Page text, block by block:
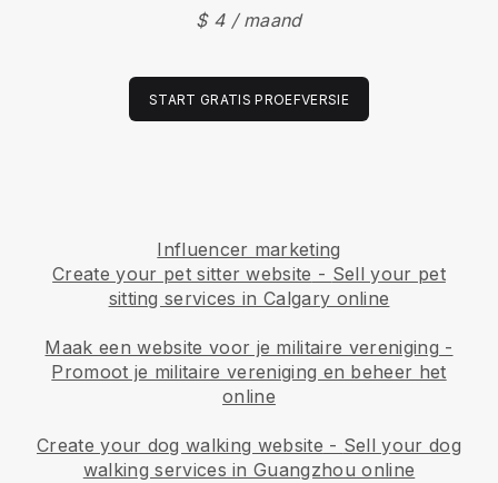
$ 4 / maand
START GRATIS PROEFVERSIE
Influencer marketing
Create your pet sitter website - Sell your pet
sitting services in Calgary online
Maak een website voor je militaire vereniging -
Promoot je militaire vereniging en beheer het
online
Create your dog walking website - Sell your dog
walking services in Guangzhou online